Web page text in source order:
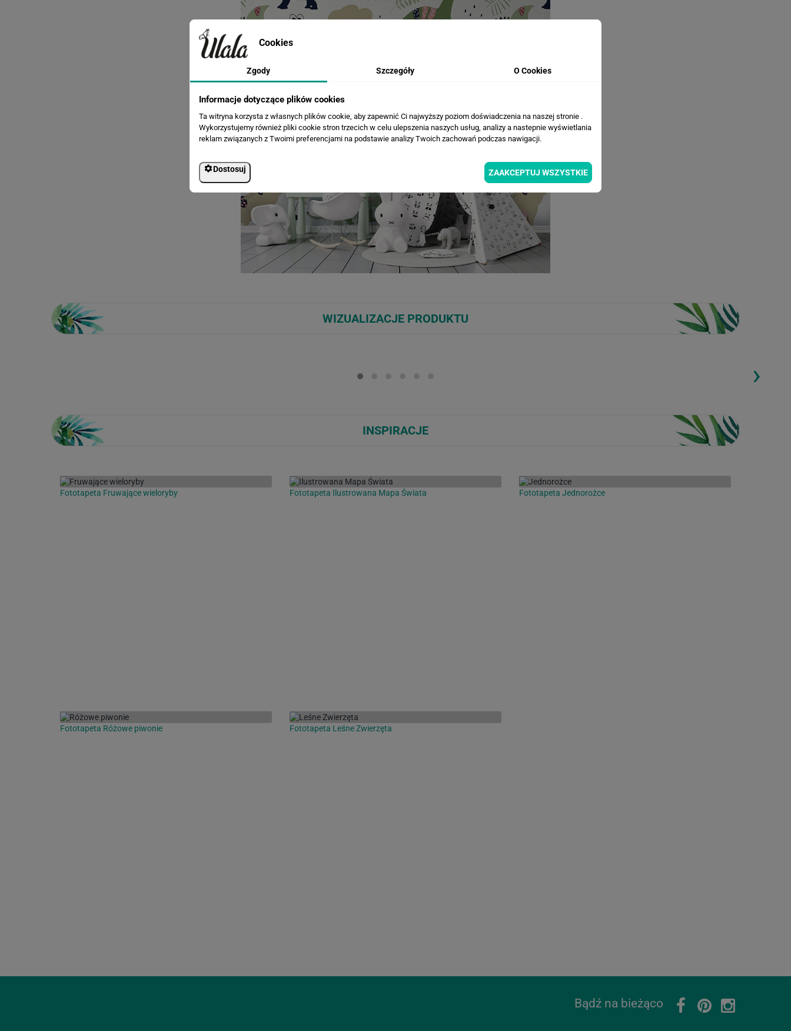
WIZUALIZACJE PRODUKTU
Loading...
›
INSPIRACJE
Fototapeta Fruwające wieloryby Fototapeta Ilustrowana Mapa Świata Fototapeta Jednorożce
Fototapeta Różowe piwonie Fototapeta Leśne Zwierzęta
Bądź na bieżąco
Cookies
Zgody Szczegóły O Cookies
Informacje dotyczące plików cookies
Ta witryna korzysta z własnych plików cookie, aby zapewnić Ci najwyższy poziom doświadczenia na naszej stronie .
Wykorzystujemy również pliki cookie stron trzecich w celu ulepszenia naszych usług, analizy a nastepnie wyświetlania
reklam związanych z Twoimi preferencjami na podstawie analizy Twoich zachowań podczas nawigacji.
Dostosuj ZAAKCEPTUJ WSZYSTKIE